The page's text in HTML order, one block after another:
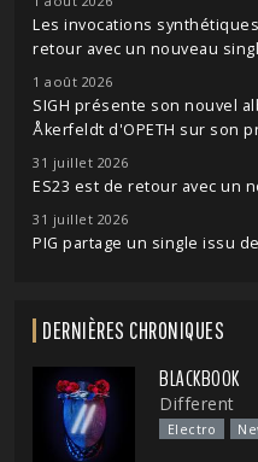
Les invocations
retour avec un nouveau
1 août 2026
SIGH présente son nouvel
Åkerfeldt d'OPETH sur son
31 juillet 2026
ES23 est de retour avec un
31 juillet 2026
PIG partage un single issu
DERNIÈRES CHRONIQUES
BLACKBOOK
Different
Electro